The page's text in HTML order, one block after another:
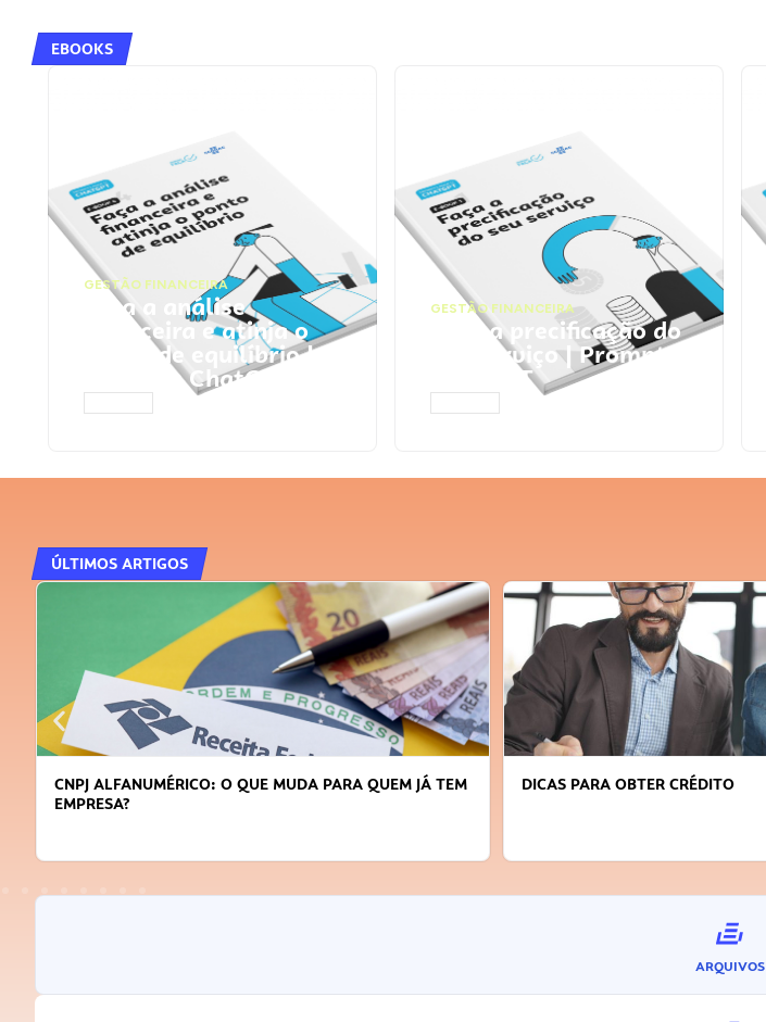
EBOOKS
GESTÃO FINANCEIRA
Faça a análise
financeira e atinja o
ponto de equilíbrio |
Prompts ChatGPT
GESTÃO FINANCEIRA
Faça a precificação do
seu serviço | Prompts
ChatGPT
ÚLTIMOS ARTIGOS
CNPJ ALFANUMÉRICO: O QUE MUDA PARA QUEM JÁ TEM
EMPRESA?
DICAS PARA OBTER CRÉDITO
ARQUIVOS